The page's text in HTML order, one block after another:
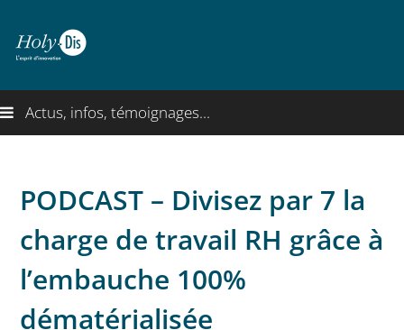
Actus, infos, témoignages...
PODCAST – Divisez par 7 la
charge de travail RH grâce à
l’embauche 100%
dématérialisée